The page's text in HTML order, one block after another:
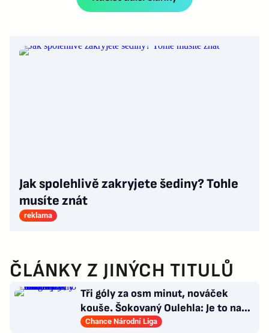
Jak spolehlivě zakryjete šediny? Tohle
musíte znát
reklama
ČLÁNKY Z JINÝCH TITULŮ
Tři góly za osm minut, nováček
kouše. Šokovaný Oulehla: Je to na
ho*no, řešíme posily
Chance Národní Liga